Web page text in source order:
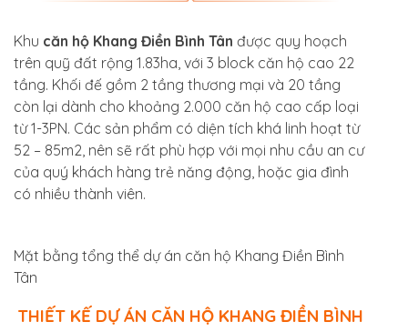
Khu căn hộ Khang Điền Bình Tân được quy hoạch
trên quỹ đất rộng 1.83ha, với 3 block căn hộ cao 22
tầng. Khối đế gồm 2 tầng thương mại và 20 tầng
còn lại dành cho khoảng 2.000 căn hộ cao cấp loại
từ 1-3PN. Các sản phẩm có diện tích khá linh hoạt từ
52 – 85m2, nên sẽ rất phù hợp với mọi nhu cầu an cư
của quý khách hàng trẻ năng động, hoặc gia đình
có nhiều thành viên.
Mặt bằng tổng thể dự án căn hộ Khang Điền Bình
Tân
THIẾT KẾ DỰ ÁN CĂN HỘ KHANG ĐIỀN BÌNH